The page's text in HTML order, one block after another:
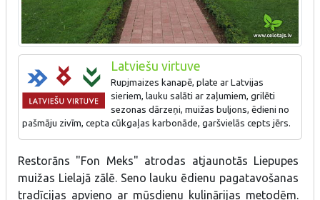
Latviešu virtuve
Rupjmaizes kanapē, plate ar Latvijas
sieriem, lauku salāti ar zaļumiem, grilēti
sezonas dārzeņi, muižas buljons, ēdieni no
pašmāju zivīm, cepta cūkgaļas karbonāde, garšvielās cepts jērs.
Restorāns "Fon Meks" atrodas atjaunotās Liepupes
muižas Lielajā zālē. Seno lauku ēdienu pagatavošanas
tradīcijas apvieno ar mūsdienu kulinārijas metodēm.